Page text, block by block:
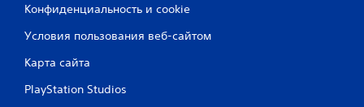
Конфиденциальность и cookie
Условия пользования веб-сайтом
Карта сайта
PlayStation Studios